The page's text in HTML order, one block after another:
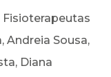
Andreia Sousa,
Diana